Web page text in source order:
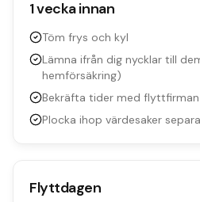
1 vecka innan
Töm frys och kyl
Lämna ifrån dig nycklar till
hemförsäkring)
Bekräfta tider med flyttfirman
Plocka ihop värdesaker
Flyttdagen